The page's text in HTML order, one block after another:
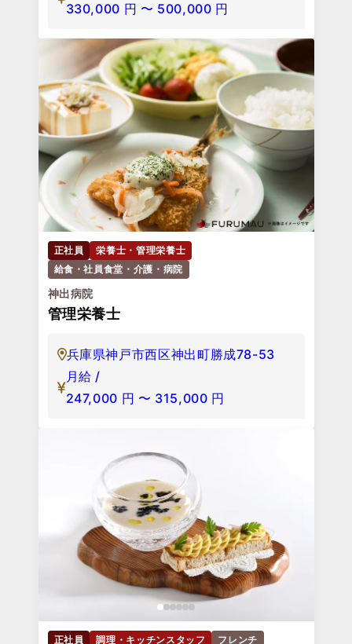
330,000 円 〜 500,000 円
正社員
栄養士・管理栄養士
給食・社員食堂・介護・病院
神出病院
管理栄養士
兵庫県神戸市西区神出町勝成78-53
月給 /
247,000 円 〜 315,000 円
正社員 調理・キッチンスタッフ フレンチ